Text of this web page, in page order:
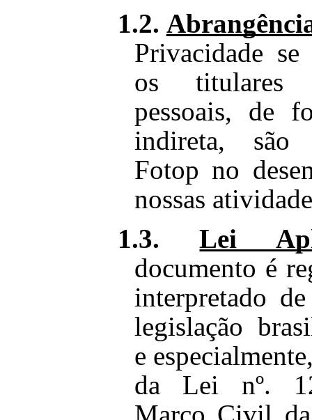
1.2.
Privacidade
os titulares
pessoais, de
indireta, são
Fotop no
nossas
1.3.
Lei
documento é
interpretado
legislação
e
da Lei nº.